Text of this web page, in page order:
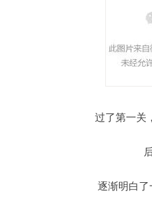
过了第一关
逐渐明白